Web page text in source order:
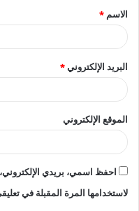
*
الاسم *
البريد الإلكتروني*
الموقع الإلكتروني
احفظ اسمي، بريدي
لاستخدامها المرة المقبلة في